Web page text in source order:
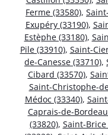
Ferme (33580),
Exupéry (33190),
Estèphe (33180),
Pile (33910), Saint-
de-Canesse (33710),
Cibard (33570),
Saint-Christophe-
Médoc (33340),
Caprais-de-
(33820), Saint-Brice